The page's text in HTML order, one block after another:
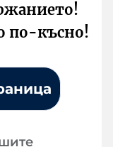
по-късно!